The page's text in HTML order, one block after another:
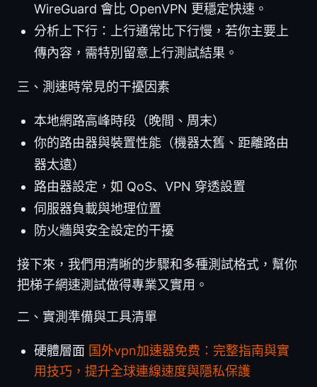
WireGuard 會比 OpenVPN 更穩定快速。
分析上下行：上行通常比下行慢，若你主要上
傳內容，需特別留意上行測試結果。
三、測速時常見的干擾因素
本地網路高峰時段（晚間、周末）
你的路由器與裝置性能（機器太舊、距離路由
器太遠）
路由器設定，如 QoS、VPN 穿透設置
伺服器負載與地理位置
防火牆與安全設定的干擾
接下來，我們用清晰的步驟和多種測試格式，幫你
把梯子網速測試做得專業又實用。
二、實測準備與工具清單
硬體層面 国外vpn加速器免费：完整指南與實
用技巧，提升全球連線速度與隱私保護